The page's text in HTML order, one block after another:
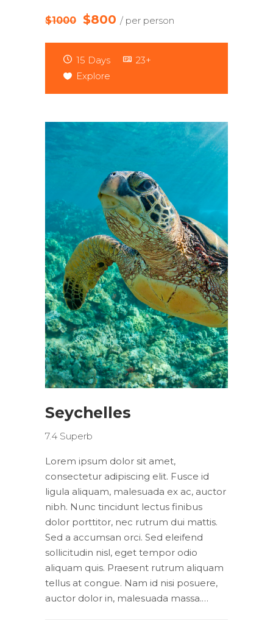
$1000 $800 / per person
15 Days
23+
Explore
Seychelles
7.4 Superb
Lorem ipsum dolor sit amet,
consectetur adipiscing elit. Fusce id
ligula aliquam, malesuada ex ac, auctor
nibh. Nunc tincidunt lectus finibus
dolor porttitor, nec rutrum dui mattis.
Sed a accumsan orci. Sed eleifend
sollicitudin nisl, eget tempor odio
aliquam quis. Praesent rutrum aliquam
tellus at congue. Nam id nisi posuere,
auctor dolor in, malesuada massa.…